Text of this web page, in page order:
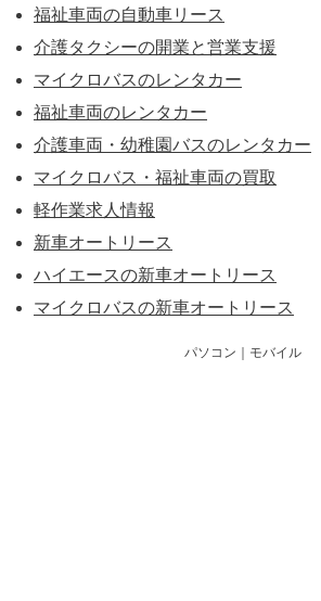
福祉車両の自動車リース
介護タクシーの開業と営業支援
マイクロバスのレンタカー
福祉車両のレンタカー
介護車両・幼稚園バスのレンタカー
マイクロバス・福祉車両の買取
軽作業求人情報
新車オートリース
ハイエースの新車オートリース
マイクロバスの新車オートリース
パソコン ｜モバイル